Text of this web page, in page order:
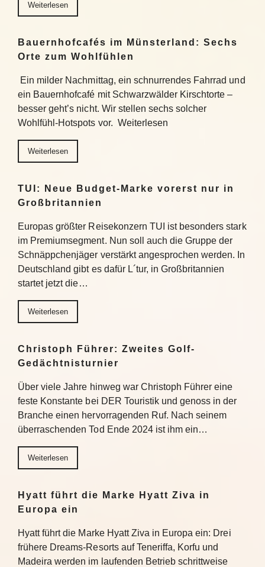
Weiterlesen
Bauernhofcafés im Münsterland: Sechs
Orte zum Wohlfühlen
Ein milder Nachmittag, ein schnurrendes Fahrrad und
ein Bauernhofcafé mit Schwarzwälder Kirschtorte –
besser geht’s nicht. Wir stellen sechs solcher
Wohlfühl-Hotspots vor. Weiterlesen
Weiterlesen
TUI: Neue Budget-Marke vorerst nur in
Großbritannien
Europas größter Reisekonzern TUI ist besonders stark
im Premiumsegment. Nun soll auch die Gruppe der
Schnäppchenjäger verstärkt angesprochen werden. In
Deutschland gibt es dafür L´tur, in Großbritannien
startet jetzt die…
Weiterlesen
Christoph Führer: Zweites Golf-
Gedächtnisturnier
Über viele Jahre hinweg war Christoph Führer eine
feste Konstante bei DER Touristik und genoss in der
Branche einen hervorragenden Ruf. Nach seinem
überraschenden Tod Ende 2024 ist ihm ein…
Weiterlesen
Hyatt führt die Marke Hyatt Ziva in
Europa ein
Hyatt führt die Marke Hyatt Ziva in Europa ein: Drei
frühere Dreams-Resorts auf Teneriffa, Korfu und
Madeira werden im laufenden Betrieb schrittweise